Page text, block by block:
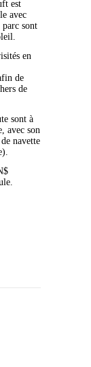
est
avec
sont
en
de
de
sont à
avec son
navette